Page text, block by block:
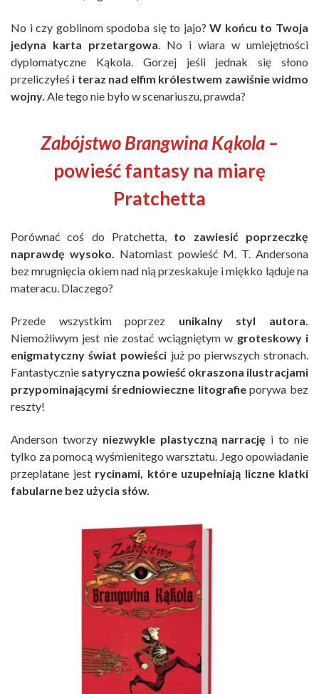
No i czy goblinom spodoba się to jajo?W końcu to Twoja
jedyna karta przetargowa. No i wiara w umiejętności
dyplomatyczne Kąkola. Gorzej jeśli jednak się słono
przeliczyłeś i teraz nad elfim królestwem zawiśnie widmo
wojny. Ale tego nie było w scenariuszu, prawda?
Zabójstwo Brangwina Kąkola –
powieśćfantasy na miarę
Pratchetta
Porównać coś do Pratchetta, to zawiesić poprzeczkę
naprawdę wysoko.
Natomiast powieść M. T. Andersona
bez mrugnięcia okiem nad nią przeskakuje i miękko ląduje na
materacu. Dlaczego?
Przede wszystkim poprzez unikalny styl autora.
Niemożliwym jest nie zostać wciągniętym w groteskowy i
enigmatyczny świat powieści już po pierwszych stronach.
Fantastycznie satyryczna powieść okraszona ilustracjami
przypominającymi średniowieczne litografieporywa bez
reszty!
Anderson tworzyniezwykle plastyczną narrację i to nie
tylko za pomocą wyśmienitego warsztatu. Jego opowiadanie
przeplatane jest rycinami, które uzupełniają liczne klatki
fabularne bez użycia słów.